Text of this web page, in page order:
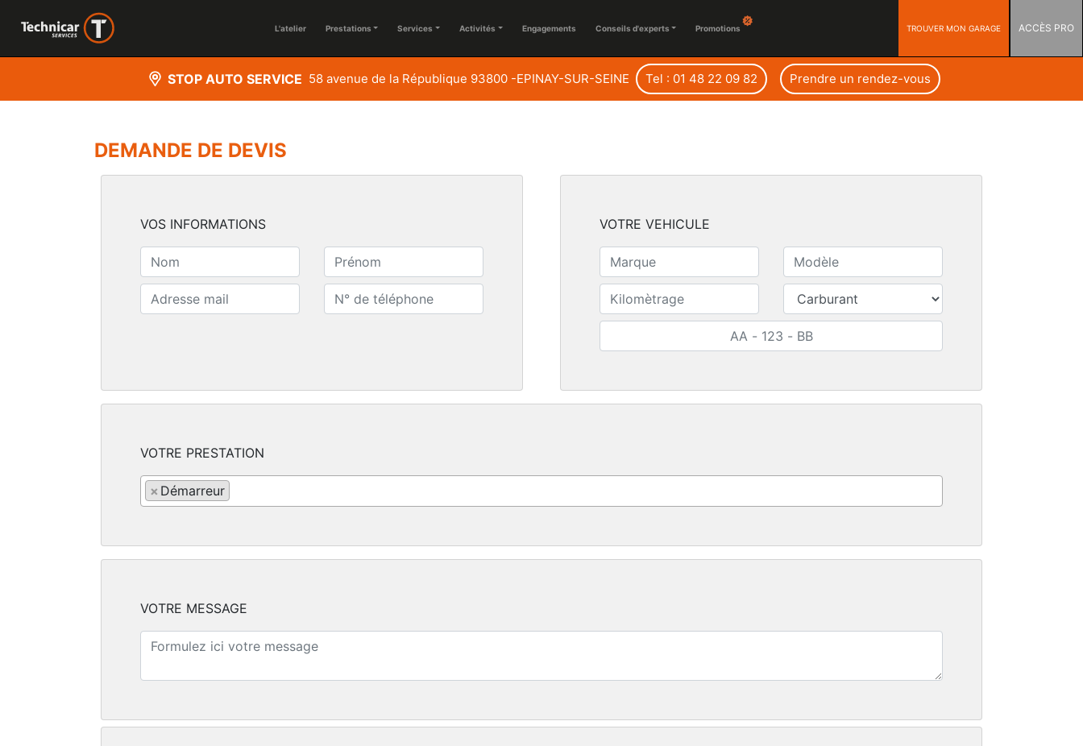
L'atelier Prestations Services Activités Engagements Conseils d'experts Promotions TROUVER MON GARAGE ACCÈS PRO
STOP AUTO SERVICE 58 avenue de la République 93800 -EPINAY-SUR-SEINE Tel : 01 48 22 09 82 Prendre un rendez-vous
DEMANDE DE DEVIS
VOS INFORMATIONS VOTRE VEHICULE
VOTRE PRESTATION
× Démarreur
VOTRE MESSAGE